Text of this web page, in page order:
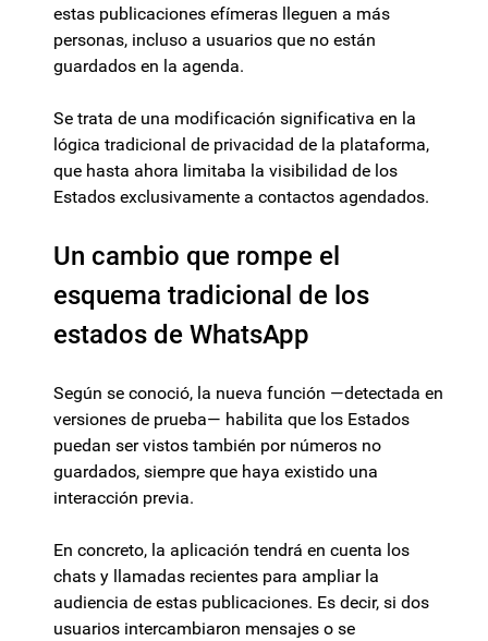
estas publicaciones efímeras lleguen a más
personas, incluso a usuarios que no están
guardados en la agenda.
Se trata de una modificación significativa en la
lógica tradicional de privacidad de la plataforma,
que hasta ahora limitaba la visibilidad de los
Estados exclusivamente a contactos agendados.
Un cambio que rompe el
esquema tradicional de los
estados de WhatsApp
Según se conoció, la nueva función —detectada en
versiones de prueba— habilita que los Estados
puedan ser vistos también por números no
guardados, siempre que haya existido una
interacción previa.
En concreto, la aplicación tendrá en cuenta los
chats y llamadas recientes para ampliar la
audiencia de estas publicaciones. Es decir, si dos
usuarios intercambiaron mensajes o se